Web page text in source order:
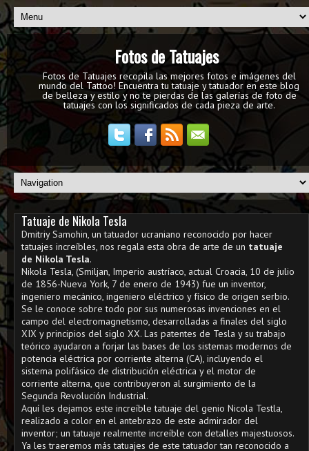
Fotos de Tatuajes
Fotos de Tatuajes recopila las mejores fotos e imágenes del
mundo del Tattoo! Encuentra tu tatuaje y tatuador en este blog
de belleza y estilo y no te pierdas de las galerías de foto de
tatuajes con los significados de cada pieza de arte.
Tatuaje de Nikola Tesla
Dmitriy Samohin, un tatuador ucraniano reconocido por hacer
tatuajes increíbles, nos regala esta obra de arte de un tatuaje
de Nikola Tesla.
Nikola Tesla, (Smiljan, Imperio austríaco, actual Croacia, 10 de julio
de 1856-Nueva York, 7 de enero de 1943) fue un inventor,
ingeniero mecánico, ingeniero eléctrico y físico de origen serbio.
Se le conoce sobre todo por sus numerosas invenciones en el
campo del electromagnetismo, desarrolladas a finales del siglo
XIX y principios del siglo XX. Las patentes de Tesla y su trabajo
teórico ayudaron a forjar las bases de los sistemas modernos de
potencia eléctrica por corriente alterna (CA), incluyendo el
sistema polifásico de distribución eléctrica y el motor de
corriente alterna, que contribuyeron al surgimiento de la
Segunda Revolución Industrial.
Aquí les dejamos este increíble tatuaje del genio Nicola Testla,
realizado a color en el antebrazo de este admirador del
inventor; un tatuaje realmente increíble con detalles majestuosos.
Ya les traeremos más tatuajes de este tatuador tan reconocido a